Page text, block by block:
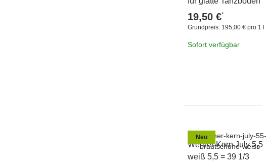
19,50 €*
Grundpreis: 195,00 € pro 1 l
Sofort verfügbar
Neu
Werner Kern July 5,5
weiß 5,5 = 39 1/3